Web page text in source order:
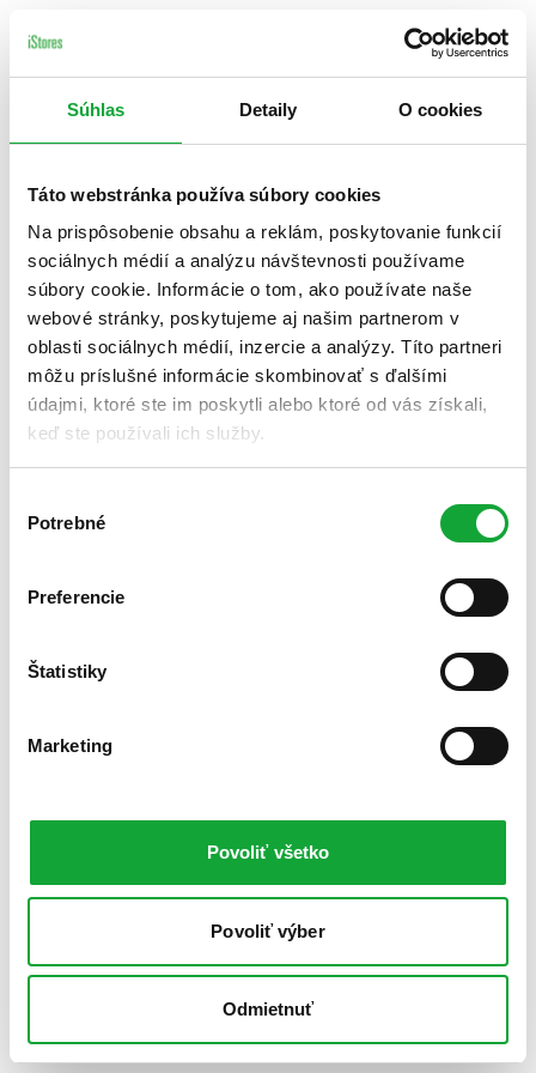
Súhlas Detaily O cookies
Táto webstránka používa súbory cookies
Na prispôsobenie obsahu a reklám, poskytovanie funkcií
sociálnych médií a analýzu návštevnosti používame
súbory cookie. Informácie o tom, ako používate naše
webové stránky, poskytujeme aj našim partnerom v
oblasti sociálnych médií, inzercie a analýzy. Títo partneri
môžu príslušné informácie skombinovať s ďalšími
údajmi, ktoré ste im poskytli alebo ktoré od vás získali,
keď ste používali ich služby.
súhlasu
Potrebné
Preferencie
Štatistiky
Marketing
Povoliť všetko
Povoliť výber
Odmietnuť